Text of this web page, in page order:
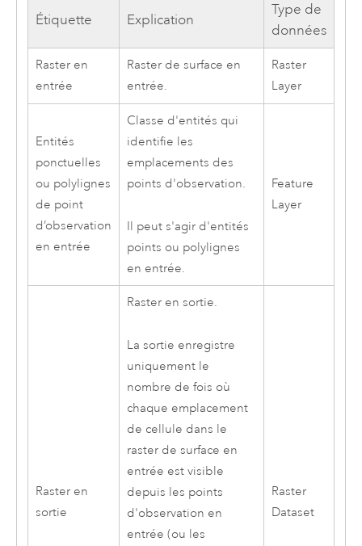
Étiquette Explication
Type de
données
Raster en
entrée
Raster de surface en
entrée.
Raster
Layer
Entités
ponctuelles
ou polylignes
de point
d’observation
en entrée
Classe d'entités qui
identifie les
emplacements des
points d'observation.
Il peut s'agir d'entités
points ou polylignes
en entrée.
Feature
Layer
Raster en
sortie
Raster en sortie.
La sortie enregistre
uniquement le
nombre de fois où
chaque emplacement
de cellule dans le
raster de surface en
entrée est visible
depuis les points
d'observation en
entrée (ou les
Raster
Dataset